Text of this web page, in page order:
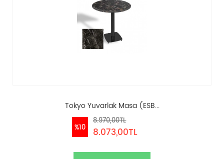
Tokyo Yuvarlak Masa (ESB...
%10
8.970,00TL
8.073,00TL